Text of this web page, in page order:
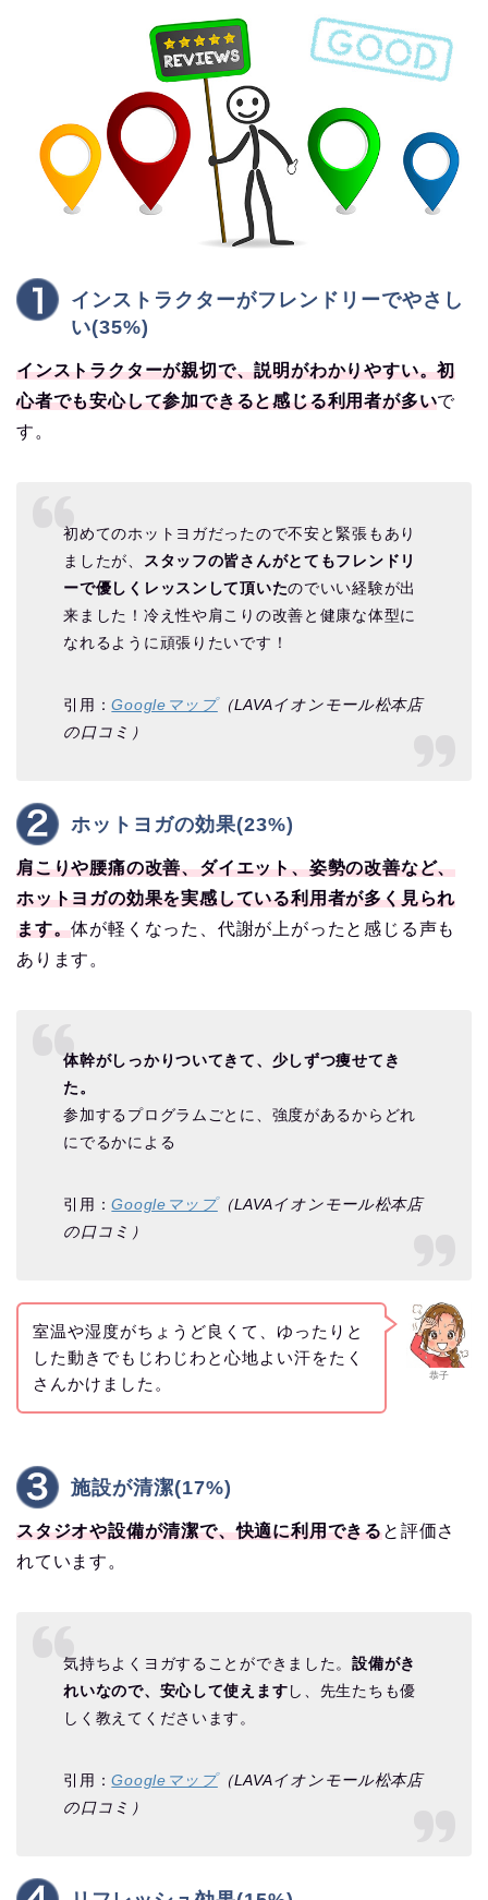
インストラクターがフレンドリーでやさし
い(35%)
インストラクターが親切で、説明がわかりやすい。初
心者でも安心して参加できると感じる利用者が多いで
す。
初めてのホットヨガだったので不安と緊張もあり
ましたが、
スタッフの皆さんがとてもフレンドリ
ーで優しくレッスンして頂いたのでいい経験が出
来ました！冷え性や肩こりの改善と健康な体型に
なれるように頑張りたいです！
引用：Googleマップ（LAVAイオンモール松本店
の口コミ）
ホットヨガの効果(23%)
肩こりや腰痛の改善、ダイエット、姿勢の改善など、
ホットヨガの効果を実感している利用者が多く見られ
ます。体が軽くなった、代謝が上がったと感じる声も
あります。
体幹がしっかりついてきて、少しずつ痩せてき
た。
参加するプログラムごとに、強度があるからどれ
にでるかによる
引用：Googleマップ（LAVAイオンモール松本店
の口コミ）
恭子
室温や湿度がちょうど良くて、ゆったりと
した動きでもじわじわと心地よい汗をたく
さんかけました。
施設が清潔(17%)
スタジオや設備が清潔で、快適に利用できると評価さ
れています。
気持ちよくヨガすることができました。設備がき
れいなので、安心して使えますし、先生たちも優
しく教えてくださいます。
引用：Googleマップ（LAVAイオンモール松本店
の口コミ）